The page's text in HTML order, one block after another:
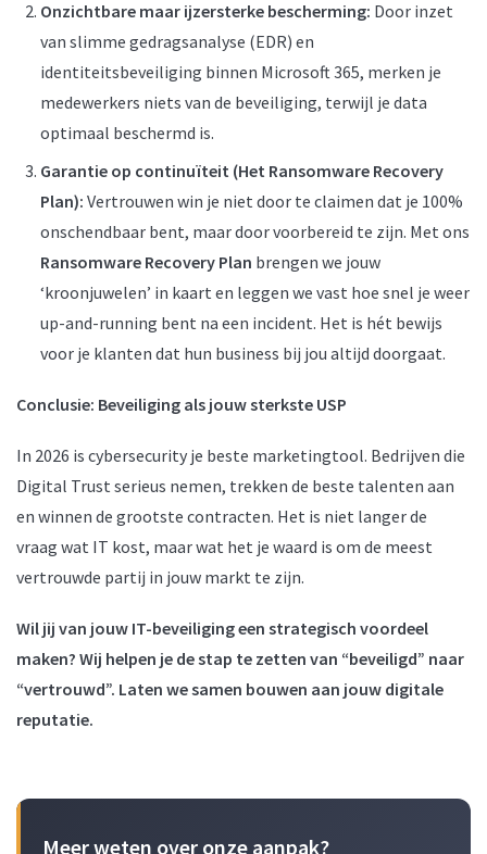
Onzichtbare maar ijzersterke bescherming: Door inzet
van slimme gedragsanalyse (EDR) en
identiteitsbeveiliging binnen Microsoft 365, merken je
medewerkers niets van de beveiliging, terwijl je data
optimaal beschermd is.
Garantie op continuïteit (Het Ransomware Recovery
Plan): Vertrouwen win je niet door te claimen dat je 100%
onschendbaar bent, maar door voorbereid te zijn. Met ons
Ransomware Recovery Plan brengen we jouw
‘kroonjuwelen’ in kaart en leggen we vast hoe snel je weer
up-and-running bent na een incident. Het is hét bewijs
voor je klanten dat hun business bij jou altijd doorgaat.
Conclusie: Beveiliging als jouw sterkste USP
In 2026 is cybersecurity je beste marketingtool. Bedrijven die
Digital Trust serieus nemen, trekken de beste talenten aan
en winnen de grootste contracten. Het is niet langer de
vraag wat IT kost, maar wat het je waard is om de meest
vertrouwde partij in jouw markt te zijn.
Wil jij van jouw IT-beveiliging een strategisch voordeel
maken? Wij helpen je de stap te zetten van “beveiligd” naar
“vertrouwd”. Laten we samen bouwen aan jouw digitale
reputatie.
Meer weten over onze aanpak?